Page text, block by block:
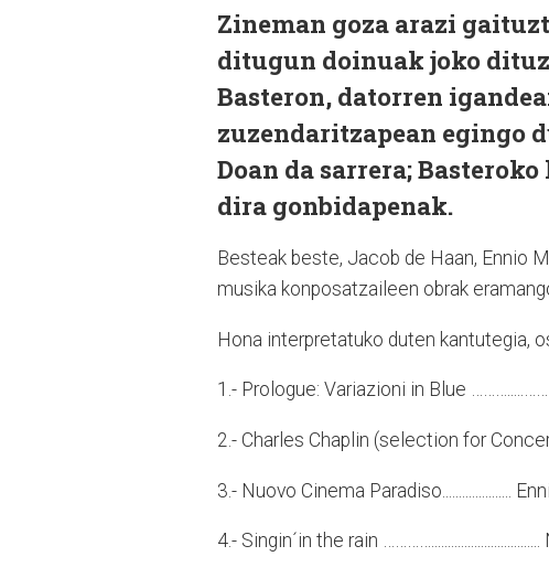
Zineman goza arazi
ditugun doinuak joko
Basteron, datorren
zuzendaritzapean egingo
Doan da sarrera;
dira gonbidapenak.
Besteak beste, Jacob de Haan, Ennio
musika konposatzaileen obrak
Hona interpretatuko duten kantutegia,
1.- Prologue: Variazioni in Blue
2.- Charles Chaplin (selection for
3.- Nuovo Cinema Paradiso.....................
4.- Singin´in the rain